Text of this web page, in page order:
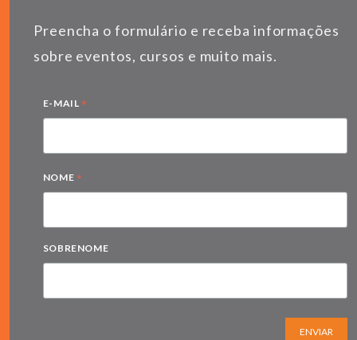
Preencha o formulário e receba informações
sobre eventos, cursos e muito mais.
E-MAIL *
NOME *
SOBRENOME
ENVIAR